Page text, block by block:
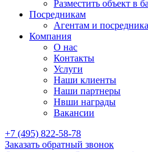
Разместить объект в
Посредникам
Агентам и
Компания
О нас
Контакты
Услуги
Наши клиенты
Наши партнеры
Нвши награды
Вакансии
+7 (495) 822-58-78
Заказать обратный звонок